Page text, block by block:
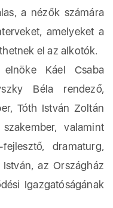
a nézők számára
amelyeket a
el az alkotók.
Káel Csaba
Béla rendező,
Tóth István Zoltán
valamint
dramaturg,
az Országház
Igazgatóságának